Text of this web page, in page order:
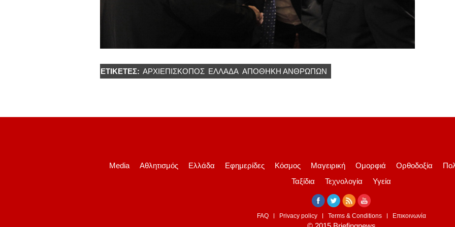
ΕΤΙΚΈΤΕΣ: ΑΡΧΙΕΠΙΣΚΟΠΟΣ ΕΛΛΆΔΑ ΑΠΟΘΉΚΗ ΑΝΘΡΏΠΩΝ
Media Αθλητισμός Ελλάδα Εφημερίδες Κόσμος Μαγειρική Ομορφιά Ορθοδοξία
Ταξίδια
Τεχνολογία Υγεία
FAQ Privacy policy Terms & Conditions Επικοινωνία